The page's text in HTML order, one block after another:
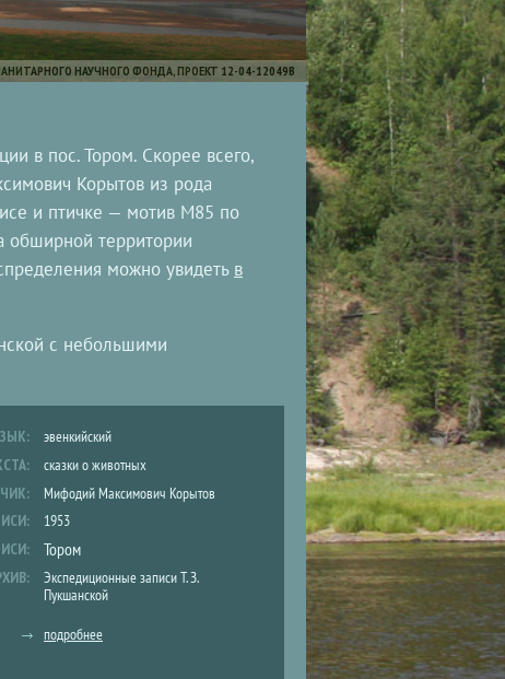
НАУЧНОГО ФОНДА, ПРОЕКТ 12-04-12049В
в пос. Тором. Скорее всего,
Корытов из рода
и птичке — мотив M85 по
обширной территории
можно увидеть в
с небольшими
эвенкийский
сказки о животных
Мифодий Максимович Корытов
1953
Тором
Экспедиционные записи Т. З.
Пукшанской
подробнее